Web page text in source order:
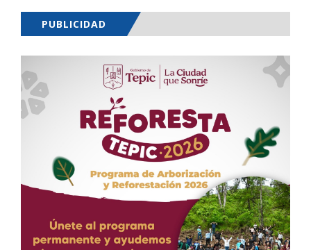
PUBLICIDAD